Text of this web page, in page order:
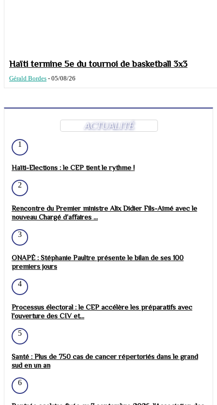
Haïti termine 5e du tournoi de basketball 3x3
Gérald Bordes - 05/08/26
ACTUALITÉ
1
Haïti-Elections : le CEP tient le rythme !
2
Rencontre du Premier ministre Alix Didier Fils-Aimé avec le
nouveau Chargé d’affaires ...
3
ONAPÉ : Stéphanie Paultre présente le bilan de ses 100
premiers jours
4
Processus électoral : le CEP accélère les préparatifs avec
l'ouverture des CIV et...
5
Santé : Plus de 750 cas de cancer répertoriés dans le grand
sud en un an
6